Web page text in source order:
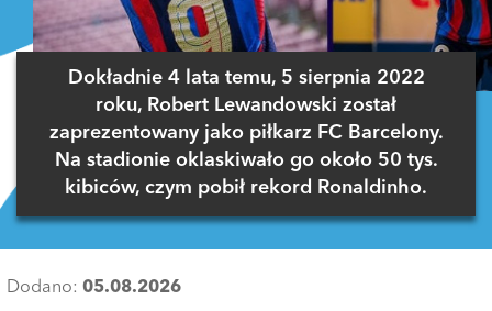
Dokładnie 4 lata temu, 5 sierpnia 2022
roku, Robert Lewandowski został
zaprezentowany jako piłkarz FC Barcelony.
Na stadionie oklaskiwało go około 50 tys.
kibiców, czym pobił rekord Ronaldinho.
Dodano: 05.08.2026